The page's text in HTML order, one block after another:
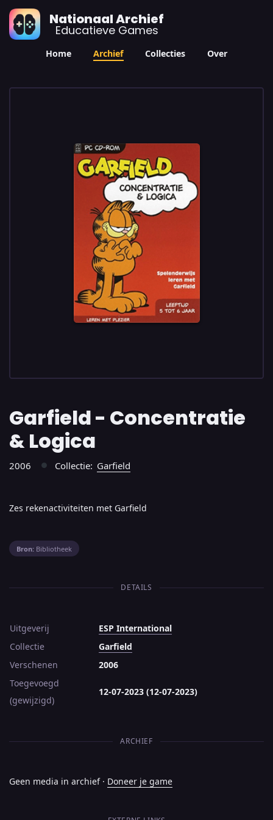
Nationaal Archief
Educatieve Games
Home Archief Collecties Over
Garfield - Concentratie
& Logica
2006 ● Collectie: Garfield
Zes rekenactiviteiten met Garfield
Bron: Bibliotheek
DETAILS
Uitgeverij
ESP International
Collectie
Garfield
Verschenen
2006
Toegevoegd
(gewijzigd)
12-07-2023 (12-07-2023)
ARCHIEF
Geen media in archief · Doneer je game